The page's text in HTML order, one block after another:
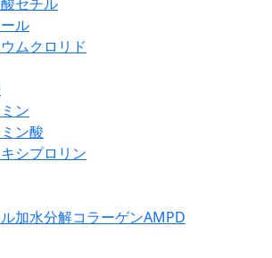
ル
ムクロリド
ン
ン酸
シプロリン
加水分解コラーゲンAMPD